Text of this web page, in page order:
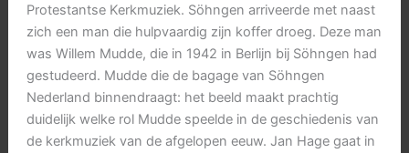
Protestantse Kerkmuziek. Söhngen arriveerde met naast
zich een man die hulpvaardig zijn koffer droeg. Deze man
was Willem Mudde, die in 1942 in Berlijn bij Söhngen had
gestudeerd. Mudde die de bagage van Söhngen
Nederland binnendraagt: het beeld maakt prachtig
duidelijk welke rol Mudde speelde in de geschiedenis van
de kerkmuziek van de afgelopen eeuw. Jan Hage gaat in